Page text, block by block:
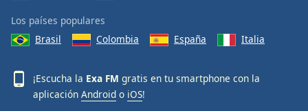
Los países populares
Brasil
Colombia España Italia
¡Escucha la Exa FM gratis en tu smartphone con la
aplicación Android o iOS!